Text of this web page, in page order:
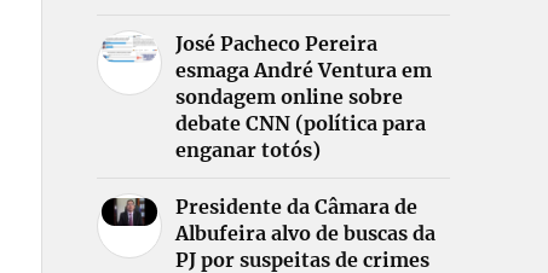
José Pacheco Pereira
esmaga André Ventura em
sondagem online sobre
debate CNN (política para
enganar totós)
Presidente da Câmara de
Albufeira alvo de buscas da
PJ por suspeitas de crimes